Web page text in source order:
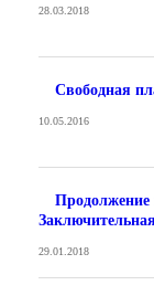
28.03.2018
Свободная
10.05.2016
Продолжение
29.01.2018